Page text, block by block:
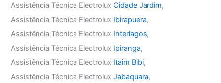
Assistência Técnica ElectroluxCidade Jardim,
Assistência Técnica Electrolux Ibirapuera,
Assistência Técnica Electrolux Interlagos,
Assistência Técnica Electrolux Ipiranga,
Assistência Técnica Electrolux Itaim Bibi,
Assistência Técnica ElectroluxJabaquara,